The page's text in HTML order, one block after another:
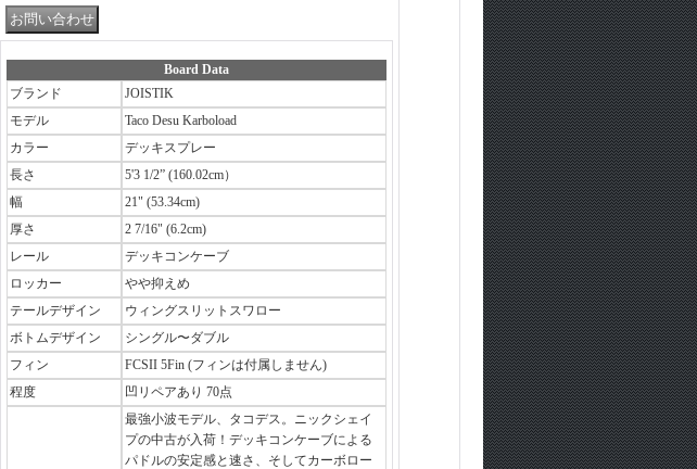
Board Data
ブランド
JOISTIK
モデル
Taco Desu Karboload
カラー
デッキスプレー
長さ
5'3 1/2” (160.02cm）
幅
21" (53.34cm)
厚さ
2 7/16" (6.2cm)
レール
デッキコンケーブ
ロッカー
やや抑えめ
テールデザイン
ウィングスリットスワロー
ボトムデザイン
シングル〜ダブル
フィン
FCSII 5Fin (フィンは付属しません)
程度
凹リペアあり 70点
最強小波モデル、タコデス。ニックシェイ
プの中古が入荷！デッキコンケーブによる
パドルの安定感と速さ、そしてカーボロー